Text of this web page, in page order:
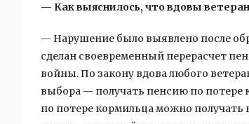
— Как выяснилось, что вдовы
— Нарушение было выявлено после
сделан своевременный перерасчет
войны. По закону вдова любого
выбора — получать пенсию по
по потере кормильца можно получать